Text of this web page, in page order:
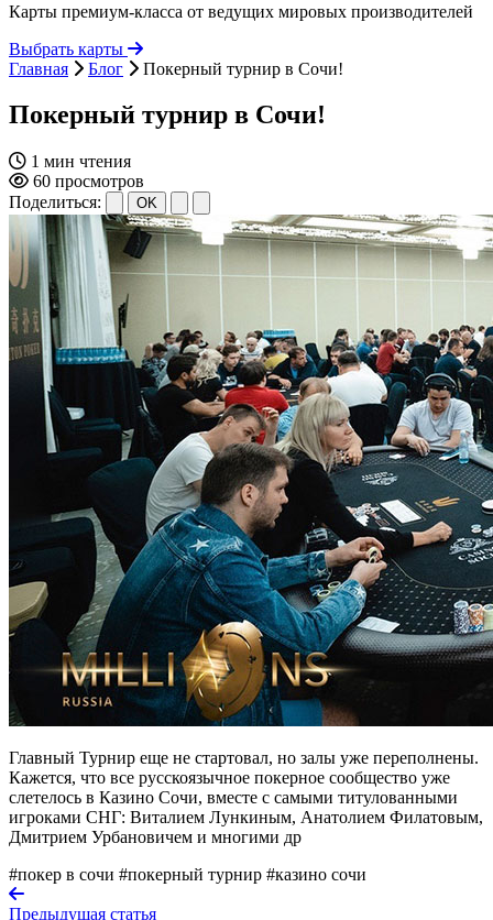
Карты премиум-класса от ведущих мировых производителей
Выбрать карты
Главная
Блог Покерный турнир в Сочи!
Покерный турнир в Сочи!
1 мин чтения
60 просмотров
Поделиться:
OK
Главный Турнир еще не стартовал, но залы уже переполнены.
Кажется, что все русскоязычное покерное сообщество уже
слетелось в Казино Сочи, вместе с самыми титулованными
игроками СНГ: Виталием Лункиным, Анатолием Филатовым,
Дмитрием Урбановичем и многими др
#покер в сочи #покерный турнир #казино сочи
Предыдущая статья